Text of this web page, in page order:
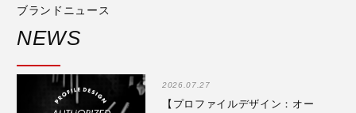
ブランドニュース
NEWS
2026.07.27
【プロファイルデザイン：オー